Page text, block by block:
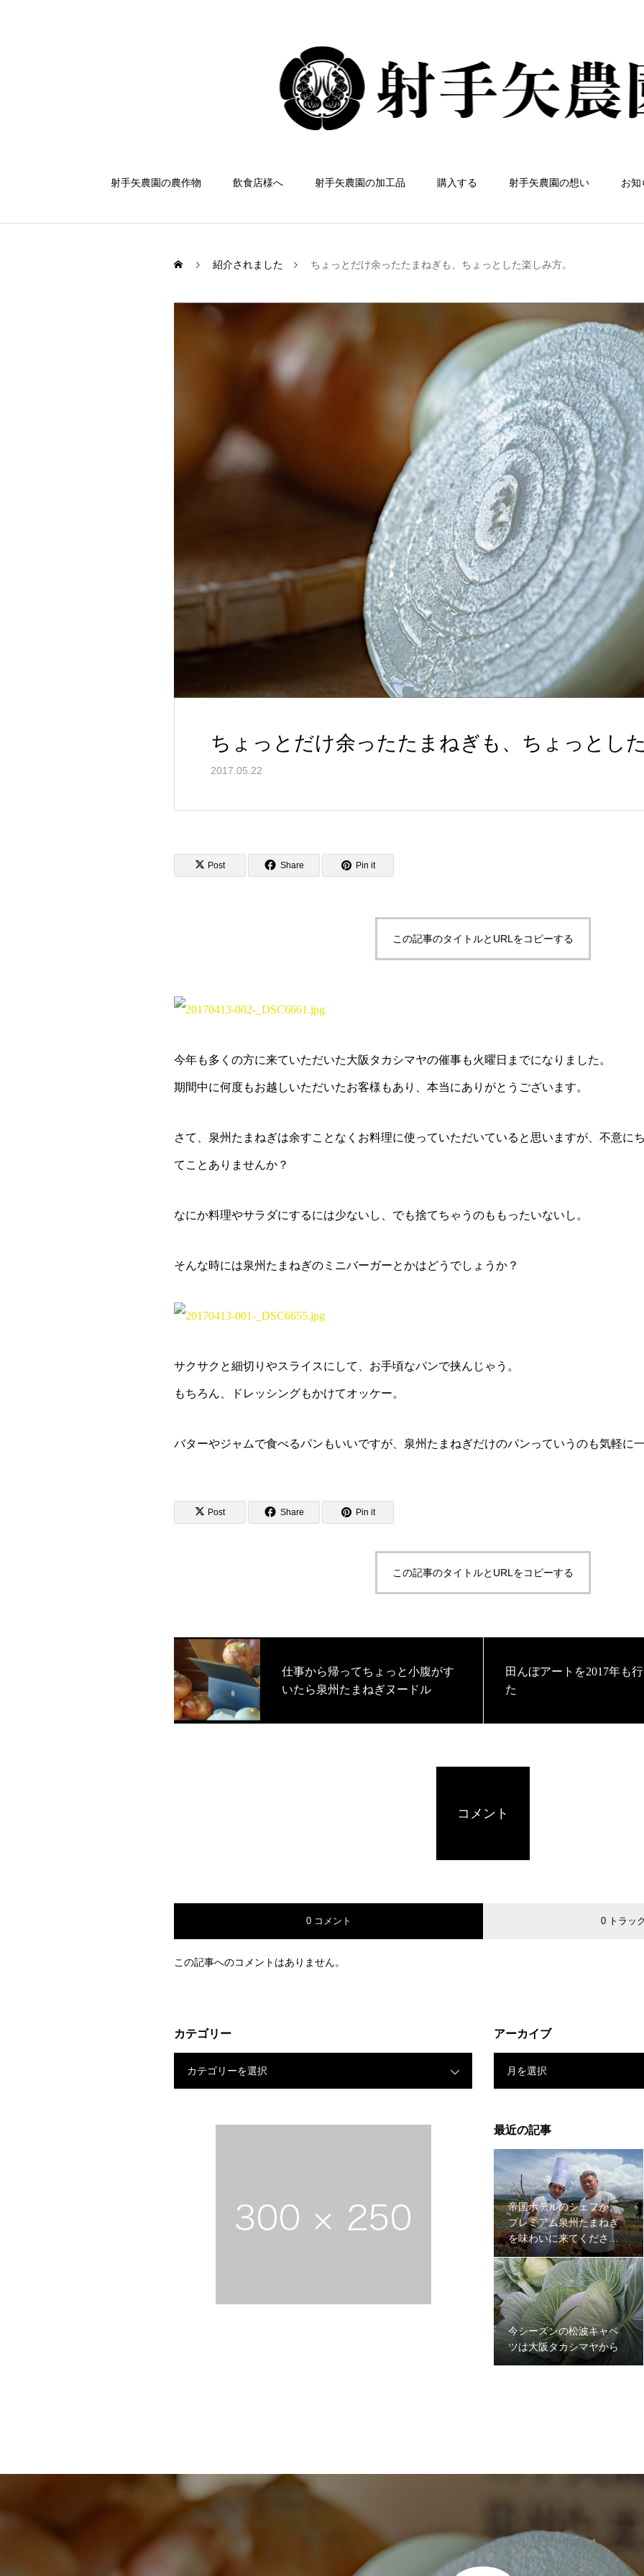
射手矢農園の農作物 飲食店様へ 射手矢農園の加工品 購入する 射手矢農園の想い お知
紹介されました ちょっとだけ余ったたまねぎも、ちょっとした楽しみ方。
ちょっとだけ余ったたまねぎも、ちょっとした
2017.05.22
Post Share Pin it
この記事のタイトルとURLをコピーする
今年も多くの方に来ていただいた大阪タカシマヤの催事も火曜日までになりました。
期間中に何度もお越しいただいたお客様もあり、本当にありがとうございます。
さて、泉州たまねぎは余すことなくお料理に使っていただいていると思いますが、不意に
てことありませんか？
なにか料理やサラダにするには少ないし、でも捨てちゃうのももったいないし。
そんな時には泉州たまねぎのミニバーガーとかはどうでしょうか？
サクサクと細切りやスライスにして、お手頃なパンで挟んじゃう。
もちろん、ドレッシングもかけてオッケー。
バターやジャムで食べるパンもいいですが、泉州たまねぎだけのパンっていうのも気軽に一
Post Share Pin it
この記事のタイトルとURLをコピーする
仕事から帰ってちょっと小腹がす
いたら泉州たまねぎヌードル
田んぼアートを2017年も
た
コメント
0 コメント 0 トラッ
この記事へのコメントはありません。
カテゴリー
カテゴリーを選択
アーカイブ
月を選択
最近の記事
帝国ホテルのシェフが、
プレミアム泉州たまねぎ
を味わいに来てください
ました。
今シーズンの松波キャベ
ツは大阪タカシマヤから